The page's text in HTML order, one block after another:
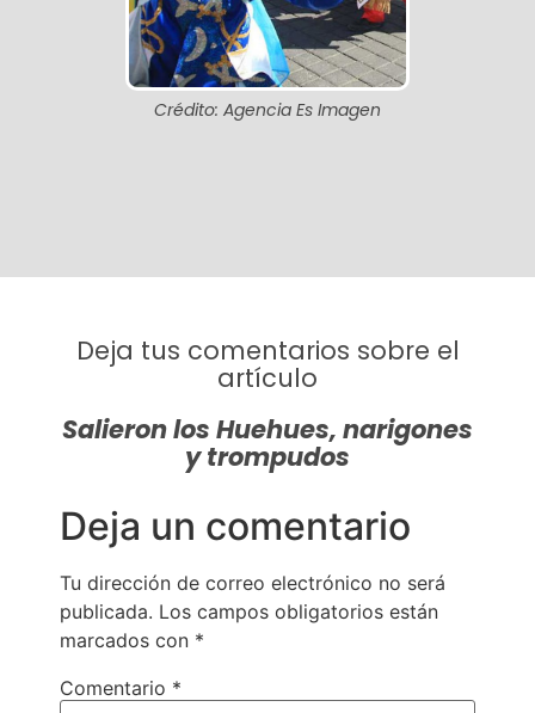
Crédito: Agencia Es Imagen
Deja tus comentarios sobre el
artículo
Salieron los Huehues, narigones
y trompudos
Deja un comentario
Tu dirección de correo electrónico no será
publicada. Los campos obligatorios están
marcados con *
Comentario *